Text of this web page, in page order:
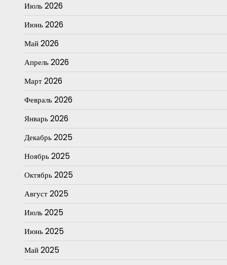
Июль 2026
Июнь 2026
Май 2026
Апрель 2026
Март 2026
Февраль 2026
Январь 2026
Декабрь 2025
Ноябрь 2025
Октябрь 2025
Август 2025
Июль 2025
Июнь 2025
Май 2025